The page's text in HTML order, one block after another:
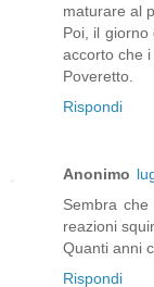
maturare al
Poi, il
accorto che
Poveretto.
Rispondi
Anonimo
Sembra
reazioni
Quanti anni
Rispondi